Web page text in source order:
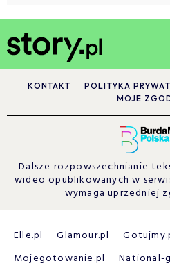
KONTAKT POLITYKA
MOJE
Dalsze rozpowszechnianie
wideo opublikowanych w
wymaga uprzedniej
Elle.pl Glamour.pl
Mojegotowanie.pl
National-